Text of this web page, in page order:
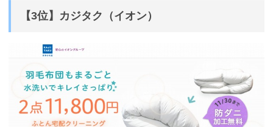
【3位】カジタク（イオン）